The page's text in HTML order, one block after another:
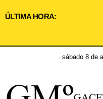
ÚLTIMA HORA:
sábado 8 de